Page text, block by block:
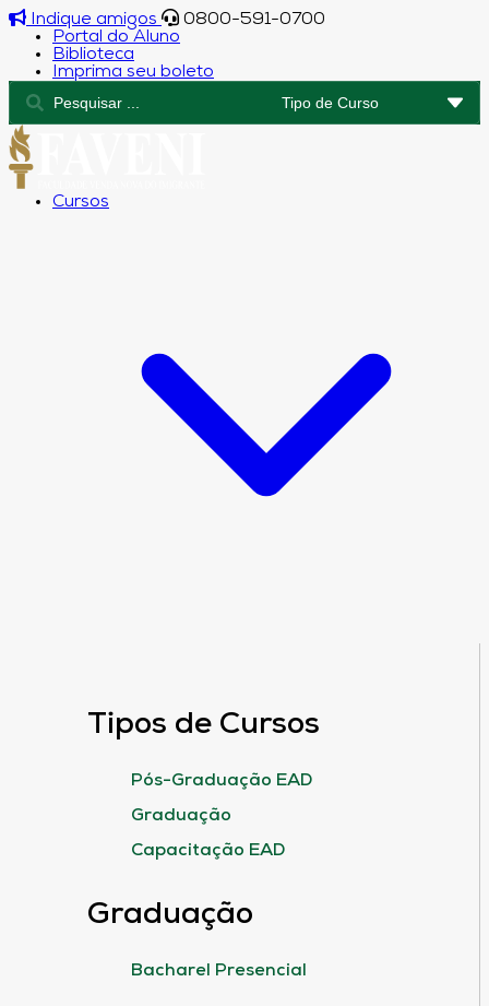
Indique amigos
0800-591-0700
Portal do Aluno
Biblioteca
Imprima seu boleto
Cursos
Tipos de Cursos
Pós-Graduação EAD
Graduação
Capacitação EAD
Graduação
Bacharel Presencial